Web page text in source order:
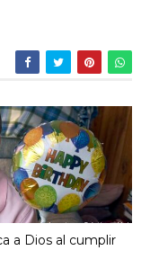
a Dios al cumplir